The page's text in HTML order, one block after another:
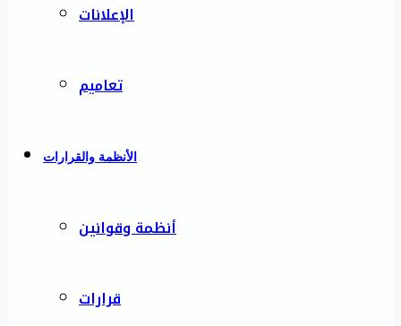
الإعلانات
تعاميم
الأنظمة والقرارات
أنظمة وقوانين
قرارات